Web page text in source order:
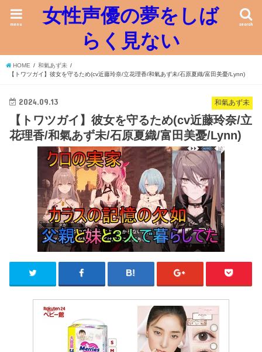
女性声優の夢をしば
らく見ない
search
menu
HOME
和氣あず未
【トワツガイ】彼女を守るため(cv近藤玲奈/立花理香/和氣あず未/石原夏織/富田美憂/Lynn)
和氣あず未
2024.09.13
【トワツガイ】彼女を守るため(cv近藤玲奈/立
花理香/和氣あず未/石原夏織/富田美憂/Lynn)